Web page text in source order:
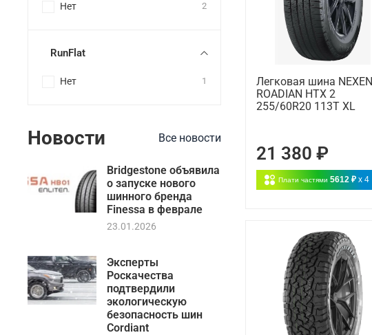
Легковая шина NEXEN
ROADIAN HTX 2
255/60R20 113T XL
21 380 ₽
Плати частями 5612 ₽ x 4
Нет 2
RunFlat
Нет 1
Новости Все новости
Bridgestone объявила
о запуске нового
шинного бренда
Finessa в феврале
23.01.2026
Эксперты
Роскачества
подтвердили
экологическую
безопасность шин
Cordiant